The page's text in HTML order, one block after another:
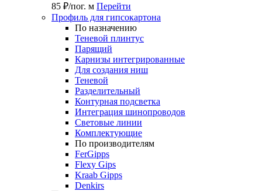
85 ₽/пог. м Перейти
Профиль для гипсокартона
По назначению
Теневой плинтус
Парящий
Карнизы интегрированные
Для создания ниш
Теневой
Разделительный
Контурная подсветка
Интеграция шинопроводов
Световые линии
Комплектующие
По производителям
FerGipps
Flexy Gips
Kraab Gipps
Denkirs